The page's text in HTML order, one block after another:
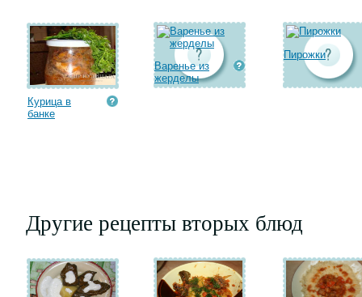
Курица в
банке
Варенье из
жерделы
Пирожки
Другие рецепты вторых блюд